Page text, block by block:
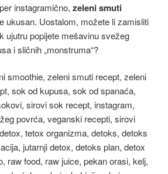
instagramično, zeleni smuti
ukusan. Uostalom, možete li zamisliti
ujutru popijete mešavinu svežeg
i sličnih „monstruma“?